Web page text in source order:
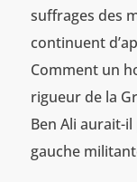
suffrages des
continuent
Comment un
rigueur de la
Ben Ali aurait-
gauche